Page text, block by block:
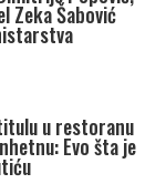
Zeka Šabović
u restoranu
Evo šta je